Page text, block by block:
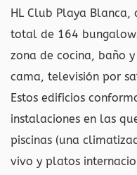
HL Club Playa
total de 164
zona de cocina, baño
cama, televisión por
Estos edificios
instalaciones en las
piscinas (una
vivo y platos